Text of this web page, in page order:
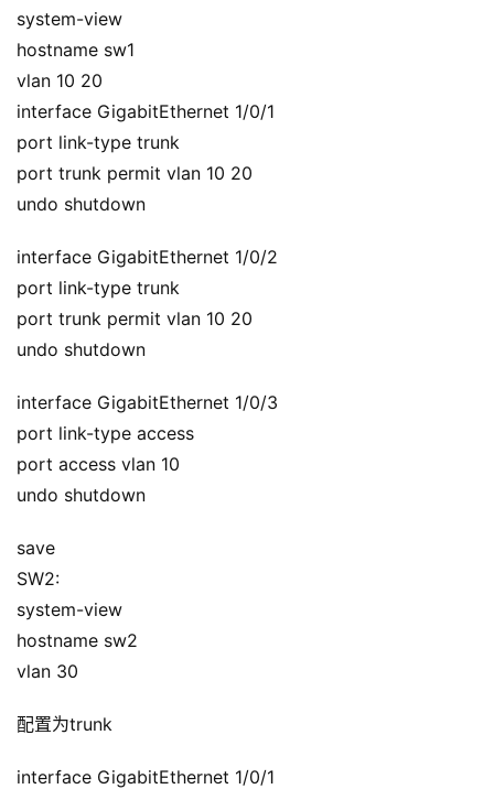
system-view
hostname sw1
vlan 10 20
interface GigabitEthernet 1/0/1
port link-type trunk
port trunk permit vlan 10 20
undo shutdown
interface GigabitEthernet 1/0/2
port link-type trunk
port trunk permit vlan 10 20
undo shutdown
interface GigabitEthernet 1/0/3
port link-type access
port access vlan 10
undo shutdown
save
SW2:
system-view
hostname sw2
vlan 30
配置为trunk
interface GigabitEthernet 1/0/1